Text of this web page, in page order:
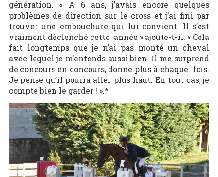
génération. « A 6 ans, j’avais encore quelques
problèmes de direction sur le cross et j’ai fini par
trouver une embouchure qui lui convient. Il s’est
vraiment déclenché cette année » ajoute-t-il. « Cela
fait longtemps que je n’ai pas monté un cheval
avec lequel je m’entends aussi bien. Il me surprend
de concours en concours, donne plus à chaque fois.
Je pense qu’il pourra aller plus haut. En tout cas, je
compte bien le garder ! ».*